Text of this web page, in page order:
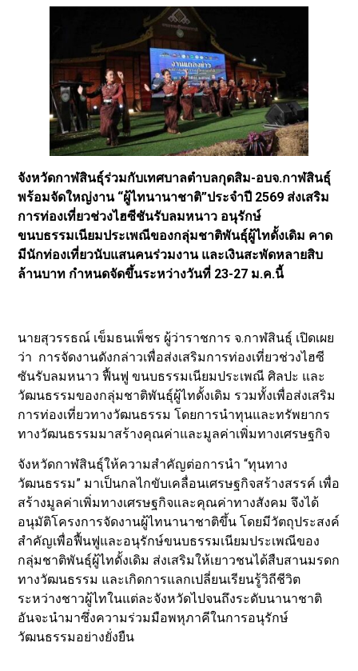
จังหวัดกาฬสินธุ์ร่วมกับเทศบาลตำบลกุดสิม-อบจ.กาฬสินธุ์
พร้อมจัดใหญ่งาน “ผู้ไทนานาชาติ”ประจำปี 2569 ส่งเสริม
การท่องเที่ยวช่วงไฮซีชันรับลมหนาว อนุรักษ์
ขนบธรรมเนียมประเพณีของกลุ่มชาติพันธุ์ผู้ไทดั้งเดิม คาด
มีนักท่องเที่ยวนับแสนคนร่วมงาน และเงินสะพัดหลายสิบ
ล้านบาท กำหนดจัดขึ้นระหว่างวันที่ 23-27 ม.ค.นี้
นายสุวรรธณ์ เข็มธนเพ็ชร ผู้ว่าราชการ จ.กาฬสินธุ์ เปิดเผย
ว่า การจัดงานดังกล่าวเพื่อส่งเสริมการท่องเที่ยวช่วงไฮซี
ซันรับลมหนาว ฟื้นฟู ขนบธรรมเนียมประเพณี ศิลปะ และ
วัฒนธรรมของกลุ่มชาติพันธุ์ผู้ไทดั้งเดิม รวมทั้งเพื่อส่งเสริม
การท่องเที่ยวทางวัฒนธรรม โดยการนำทุนและทรัพยากร
ทางวัฒนธรรมมาสร้างคุณค่าและมูลค่าเพิ่มทางเศรษฐกิจ
จังหวัดกาฬสินธุ์ให้ความสำคัญต่อการนำ “ทุนทาง
วัฒนธรรม” มาเป็นกลไกขับเคลื่อนเศรษฐกิจสร้างสรรค์ เพื่อ
สร้างมูลค่าเพิ่มทางเศรษฐกิจและคุณค่าทางสังคม จึงได้
อนุมัติโครงการจัดงานผู้ไทนานาชาติขึ้น โดยมีวัตถุประสงค์
สำคัญเพื่อฟื้นฟูและอนุรักษ์ขนบธรรมเนียมประเพณีของ
กลุ่มชาติพันธุ์ผู้ไทดั้งเดิม ส่งเสริมให้เยาวชนได้สืบสานมรดก
ทางวัฒนธรรม และเกิดการแลกเปลี่ยนเรียนรู้วิถีชีวิต
ระหว่างชาวผู้ไทในแต่ละจังหวัดไปจนถึงระดับนานาชาติ
อันจะนำมาซึ่งความร่วมมือพหุภาคีในการอนุรักษ์
วัฒนธรรมอย่างยั่งยืน